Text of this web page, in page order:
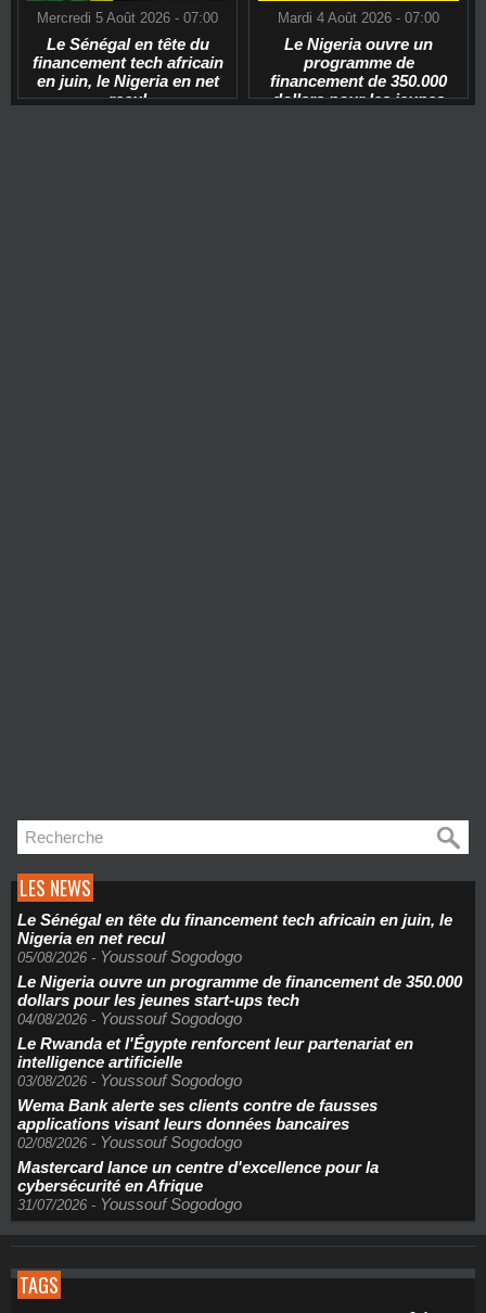
Mercredi 5 Août 2026 - 07:00
Le Sénégal en tête du
financement tech africain
en juin, le Nigeria en net
recul
Mardi 4 Août 2026 - 07:00
Le Nigeria ouvre un
programme de
financement de 350.000
dollars pour les jeunes
LES NEWS
Le Sénégal en tête du financement tech africain en juin, le
Nigeria en net recul
05/08/2026 - Youssouf Sogodogo
Le Nigeria ouvre un programme de financement de 350.000
dollars pour les jeunes start-ups tech
04/08/2026 - Youssouf Sogodogo
Le Rwanda et l'Égypte renforcent leur partenariat en
intelligence artificielle
03/08/2026 - Youssouf Sogodogo
Wema Bank alerte ses clients contre de fausses
applications visant leurs données bancaires
02/08/2026 - Youssouf Sogodogo
Mastercard lance un centre d'excellence pour la
cybersécurité en Afrique
31/07/2026 - Youssouf Sogodogo
TAGS